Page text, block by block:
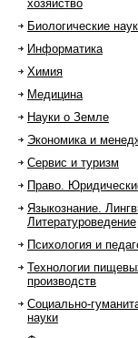
хозяйство
Биологические
Информатика
Химия
Медицина
Науки о Земле
Экономика и
Сервис и туризм
Право.
Языкознание.
Литературоведение
Психология и
Технологии
производств
Социально-
науки